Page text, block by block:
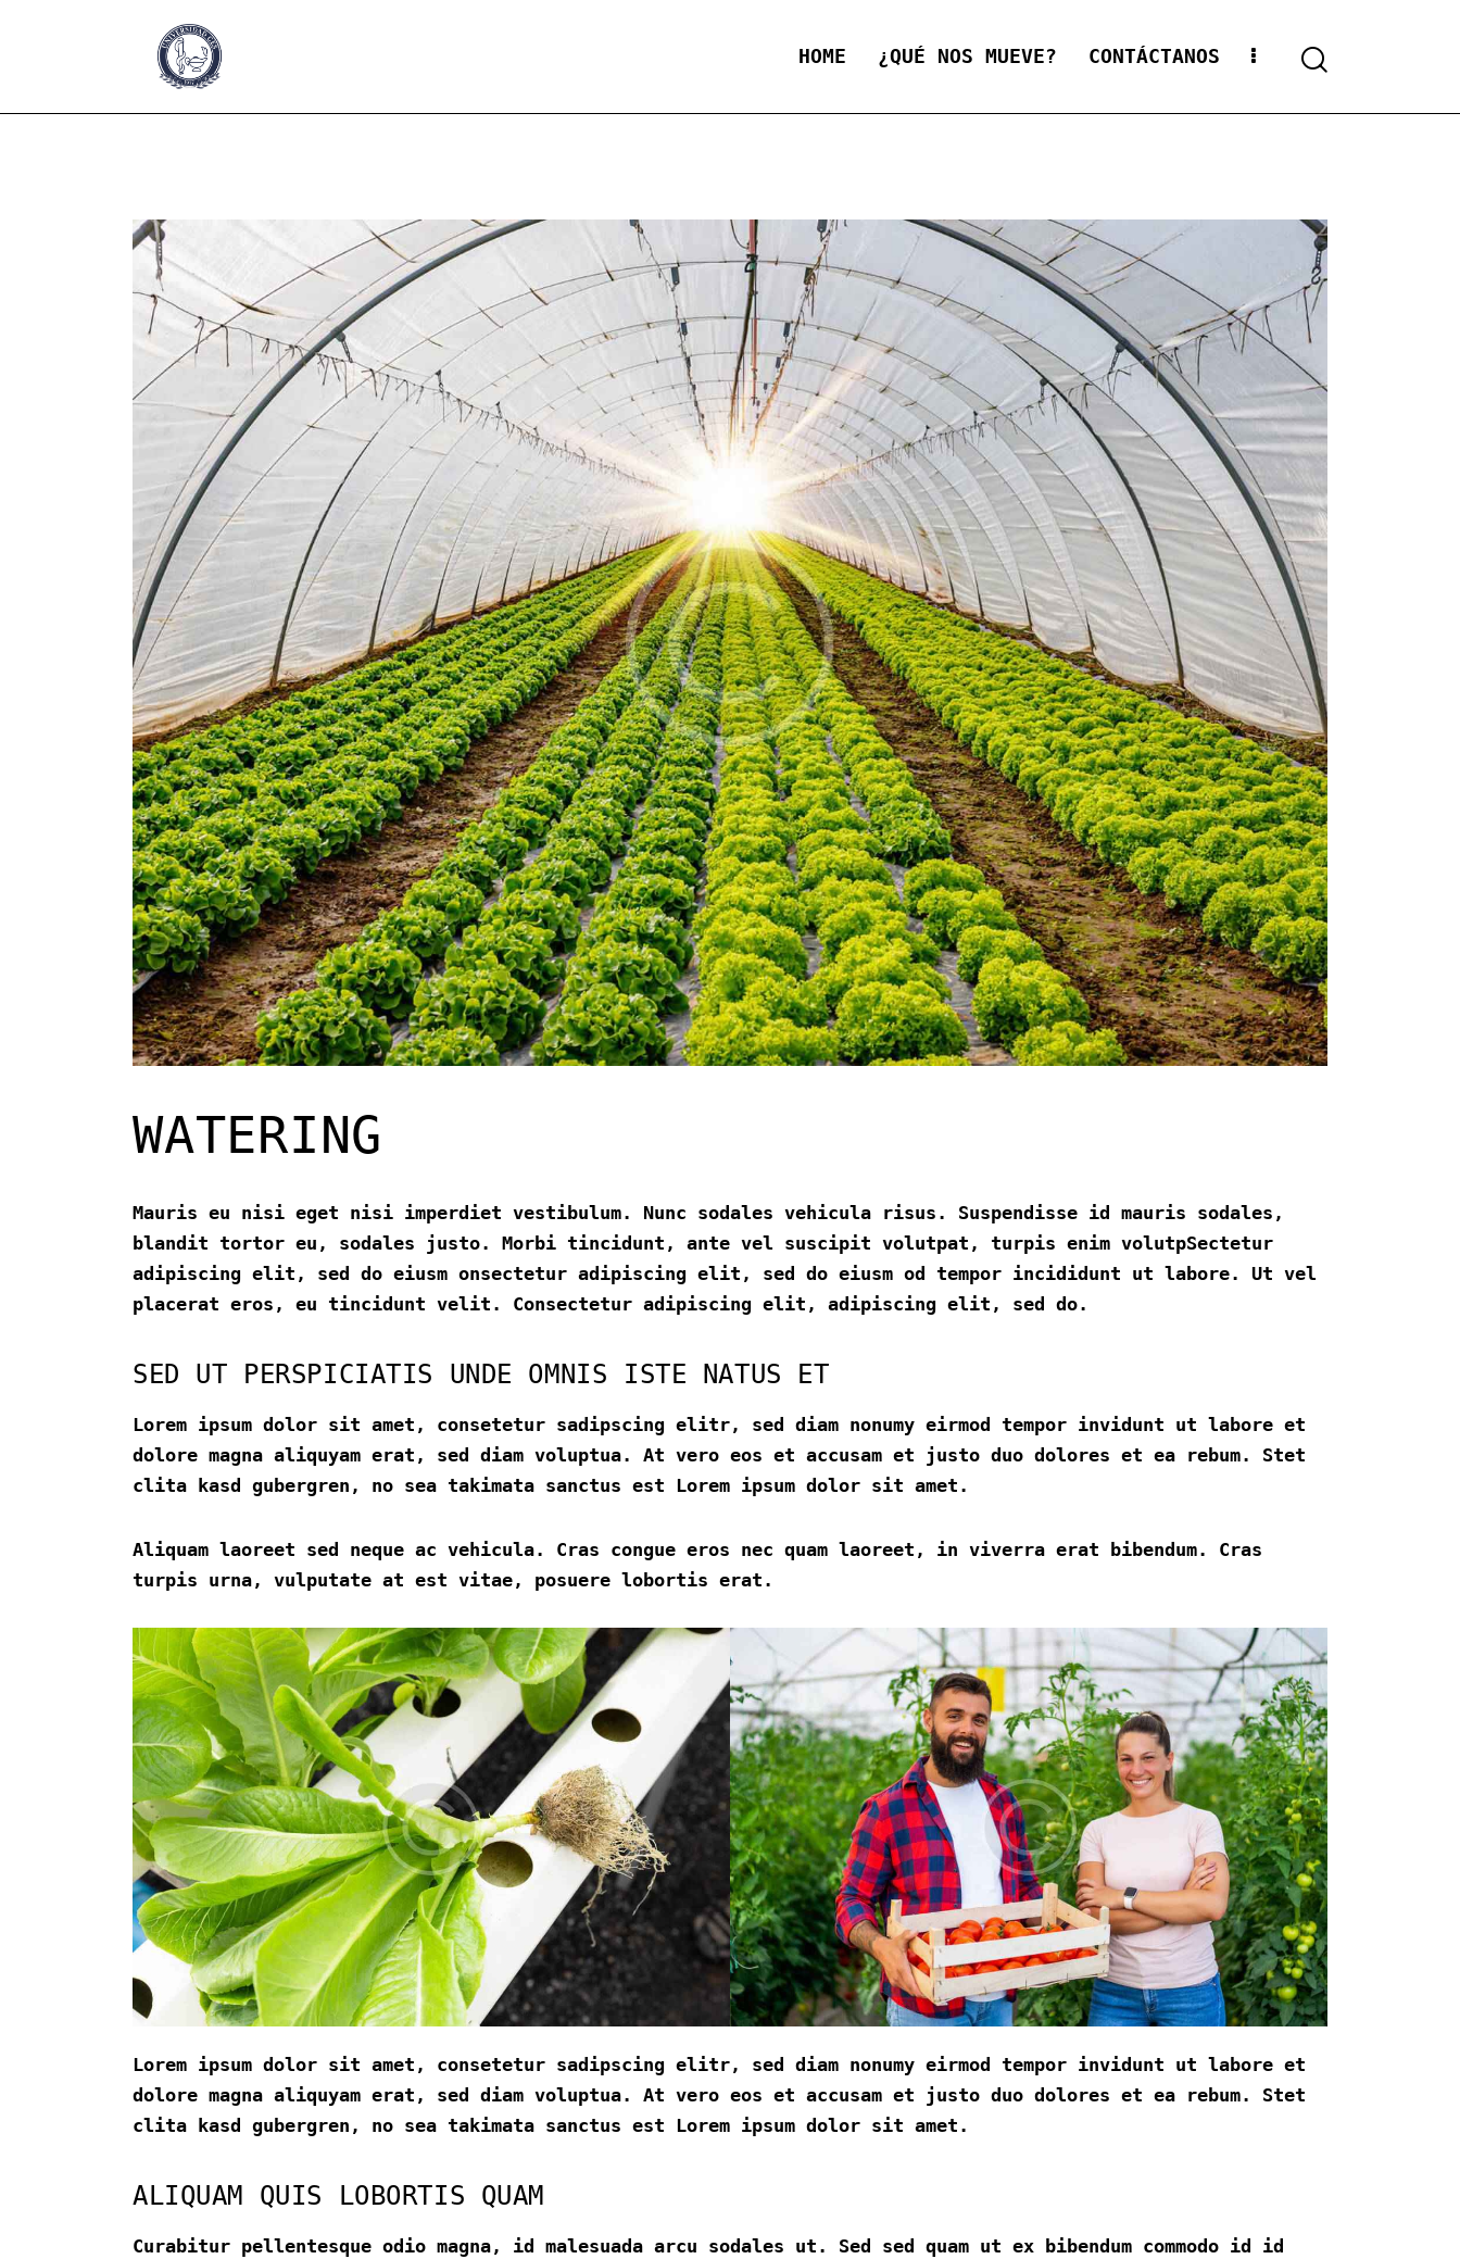
HOME ¿QUÉ NOS MUEVE? CONTÁCTANOS Search
WATERING
Mauris eu nisi eget nisi imperdiet vestibulum. Nunc sodales vehicula risus. Suspendisse id mauris sodales,
blandit tortor eu, sodales justo. Morbi tincidunt, ante vel suscipit volutpat, turpis enim volutpSectetur
adipiscing elit, sed do eiusm onsectetur adipiscing elit, sed do eiusm od tempor incididunt ut labore. Ut vel
placerat eros, eu tincidunt velit. Consectetur adipiscing elit, adipiscing elit, sed do.
SED UT PERSPICIATIS UNDE OMNIS ISTE NATUS ET
Lorem ipsum dolor sit amet, consetetur sadipscing elitr, sed diam nonumy eirmod tempor invidunt ut labore et
dolore magna aliquyam erat, sed diam voluptua. At vero eos et accusam et justo duo dolores et ea rebum. Stet
clita kasd gubergren, no sea takimata sanctus est Lorem ipsum dolor sit amet.
Aliquam laoreet sed neque ac vehicula. Cras congue eros nec quam laoreet, in viverra erat bibendum. Cras
turpis urna, vulputate at est vitae, posuere lobortis erat.
Lorem ipsum dolor sit amet, consetetur sadipscing elitr, sed diam nonumy eirmod tempor invidunt ut labore et
dolore magna aliquyam erat, sed diam voluptua. At vero eos et accusam et justo duo dolores et ea rebum. Stet
clita kasd gubergren, no sea takimata sanctus est Lorem ipsum dolor sit amet.
ALIQUAM QUIS LOBORTIS QUAM
Curabitur pellentesque odio magna, id malesuada arcu sodales ut. Sed sed quam ut ex bibendum commodo id id